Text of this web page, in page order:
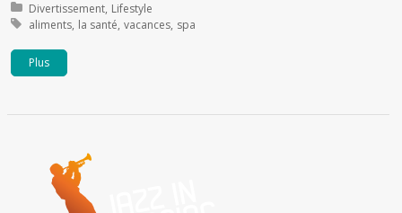
Publié dans:
Divertissement Lifestyle
Marqué avec:
aliments la santé vacances spa
Plus